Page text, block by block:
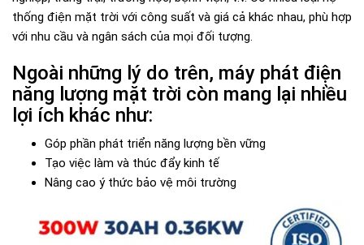
thống điện mặt trời với công suất và giá cả khác nhau, phù hợp
với nhu cầu và ngân sách của mọi đối tượng.
Ngoài những lý do trên, máy phát điện
năng lượng mặt trời còn mang lại nhiều
lợi ích khác như:
Góp phần phát triển năng lượng bền vững
Tạo việc làm và thúc đẩy kinh tế
Nâng cao ý thức bảo vệ môi trường